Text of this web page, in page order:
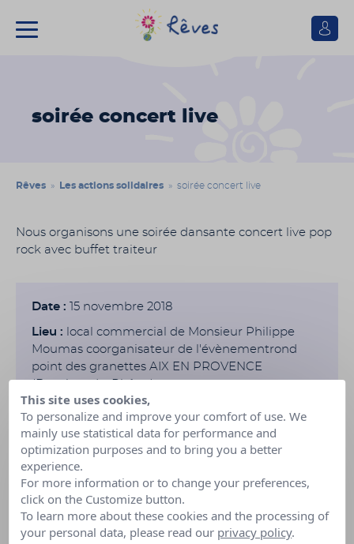
Se
soirée concert live
Rêves » Les actions solidaires » soirée concert live
Nous organisons une soirée dansante concert live pop
rock avec buffet traiteur
Date : 15 novembre 2018
Lieu : local commercial de Monsieur Philippe
Moumas coorganisateur de l'évènementrond
point des granettes AIX EN PROVENCE
This site uses cookies,
To personalize and improve your comfort of use. We
mainly use statistical data for performance and
optimization purposes and to bring you a better
experience.
For more information or to change your preferences,
click on the Customize button.
To learn more about these cookies and the processing of
your personal data, please read our privacy policy.